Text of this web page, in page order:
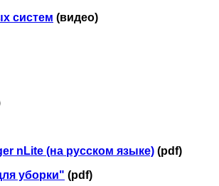
систем (видео)
nLite (на русском языке) (pdf)
уборки" (pdf)